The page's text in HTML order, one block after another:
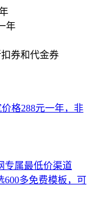
年
券和代金券
格288元一年，非
专属最低价渠道
600多免费模板，可